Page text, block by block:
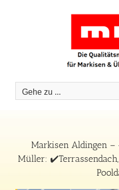
Gehe zu ...
Markisen Aldingen
Müller: